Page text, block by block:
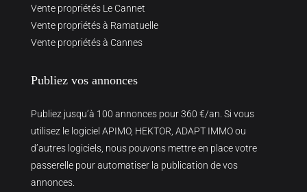
Vente propriétés Le Cannet
Vente propriétés à Ramatuelle
Vente propriétés à Cannes
Publiez vos annonces
Publiez jusqu’à 100 annonces pour 360 €/an. Si vous
utilisez le logiciel APIMO, HEKTOR, ADAPT IMMO ou
d’autres logiciels, nous pouvons mettre en place votre
passerelle pour automatiser la publication de vos
annonces.